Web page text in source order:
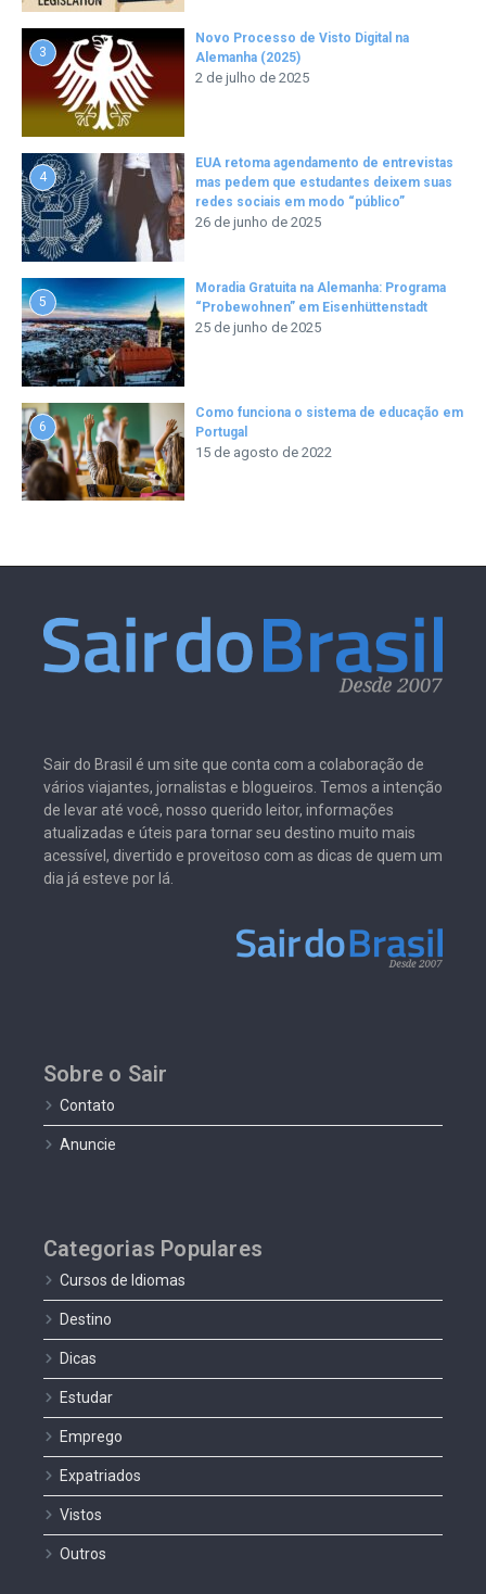
3
Novo Processo de Visto Digital na
Alemanha (2025)
2 de julho de 2025
4
EUA retoma agendamento de entrevistas
mas pedem que estudantes deixem suas
redes sociais em modo “público”
26 de junho de 2025
5
Moradia Gratuita na Alemanha: Programa
“Probewohnen” em Eisenhüttenstadt
25 de junho de 2025
6
Como funciona o sistema de educação em
Portugal
15 de agosto de 2022
Sair do Brasil é um site que conta com a colaboração de
vários viajantes, jornalistas e blogueiros. Temos a intenção
de levar até você, nosso querido leitor, informações
atualizadas e úteis para tornar seu destino muito mais
acessível, divertido e proveitoso com as dicas de quem um
dia já esteve por lá.
Sobre o Sair
Contato
Anuncie
Categorias Populares
Cursos de Idiomas
Destino
Dicas
Estudar
Emprego
Expatriados
Vistos
Outros